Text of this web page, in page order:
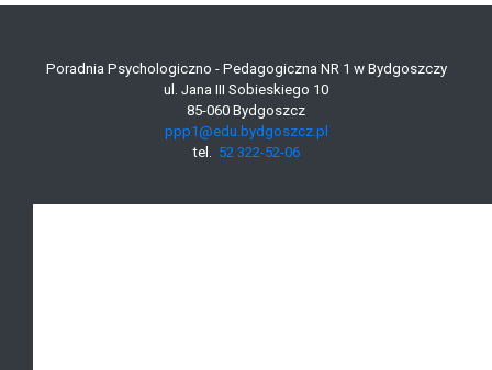
Poradnia Psychologiczno - Pedagogiczna NR 1 w Bydgoszczy
ul. Jana III Sobieskiego 10
85-060 Bydgoszcz
ppp1@edu.bydgoszcz.pl
tel. 52 322-52-06